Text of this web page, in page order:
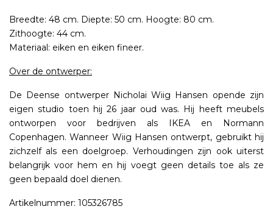
Breedte: 48 cm. Diepte: 50 cm. Hoogte: 80 cm.
Zithoogte: 44 cm.
Materiaal: eiken en eiken fineer.
Over de ontwerper:
De Deense ontwerper Nicholai Wiig Hansen opende zijn
eigen studio toen hij 26 jaar oud was. Hij heeft meubels
ontworpen voor bedrijven als IKEA en Normann
Copenhagen. Wanneer Wiig Hansen ontwerpt, gebruikt hij
zichzelf als een doelgroep. Verhoudingen zijn ook uiterst
belangrijk voor hem en hij voegt geen details toe als ze
geen bepaald doel dienen.
Artikelnummer: 105326785